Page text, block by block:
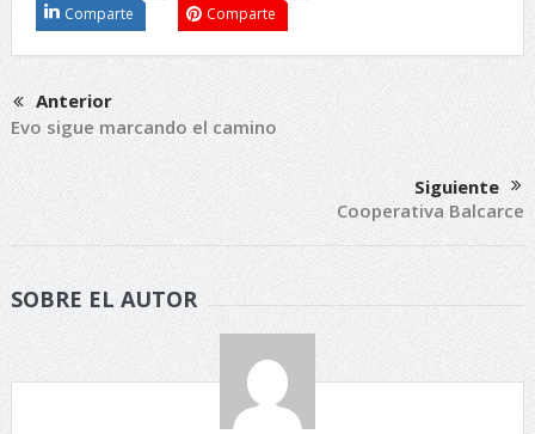
Comparte Comparte
Anterior
Evo sigue marcando el camino
Siguiente
Cooperativa Balcarce
SOBRE EL AUTOR